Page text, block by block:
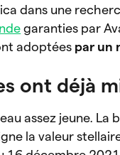
dans une
garanties par
adoptées par un
ont déjà
assez jeune. La
la valeur